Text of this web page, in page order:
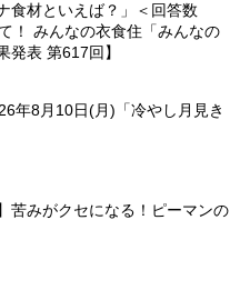
食材といえば？」＜回答数
！ みんなの衣食住「みんなの
発表 第617回】
年8月10日(月)「冷やし月見き
苦みがクセになる！ピーマンの